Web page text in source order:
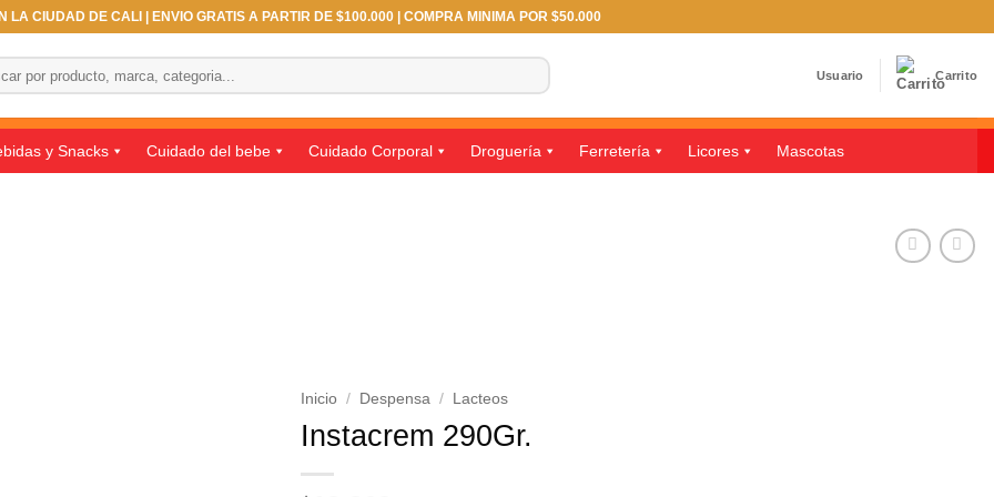
LA CIUDAD DE CALI | ENVIO GRATIS A PARTIR DE $100.000 | COMPRA MINIMA POR $50.000
Usuario Carrito
y Snacks Cuidado del bebe Cuidado Corporal Droguería Ferretería Licores Mascotas
Inicio / Despensa / Lacteos
Instacrem 290Gr.